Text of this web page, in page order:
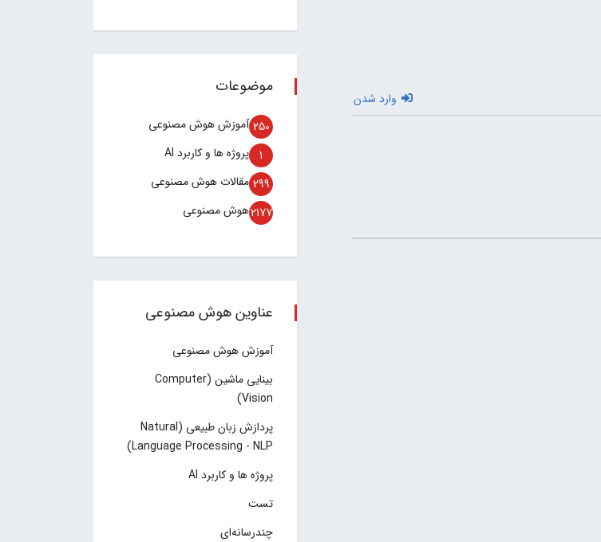
وارد شدن
موضوعات
آموزش هوش مصنوعی 250
پروژه ها و کاربرد AI 1
مقالات هوش مصنوعی 299
هوش مصنوعی2177
عناوین هوش مصنوعی
آموزش هوش مصنوعی
بینایی ماشین (Computer
Vision)
پردازش زبان طبیعی (Natural
Language Processing - NLP)
پروژه ها و کاربرد AI
تست
چند‌‌رسانه‌ای